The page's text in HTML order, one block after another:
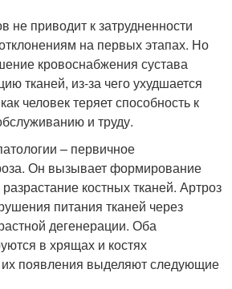
не приводит к затрудненности
на первых этапах. Но
кровоснабжения сустава
тканей, из-за чего ухудшается
человек теряет способность к
и труду.
– первичное
Он вызывает формирование
костных тканей. Артроз
питания тканей через
дегенерации. Оба
в хрящах и костях
появления выделяют следующие